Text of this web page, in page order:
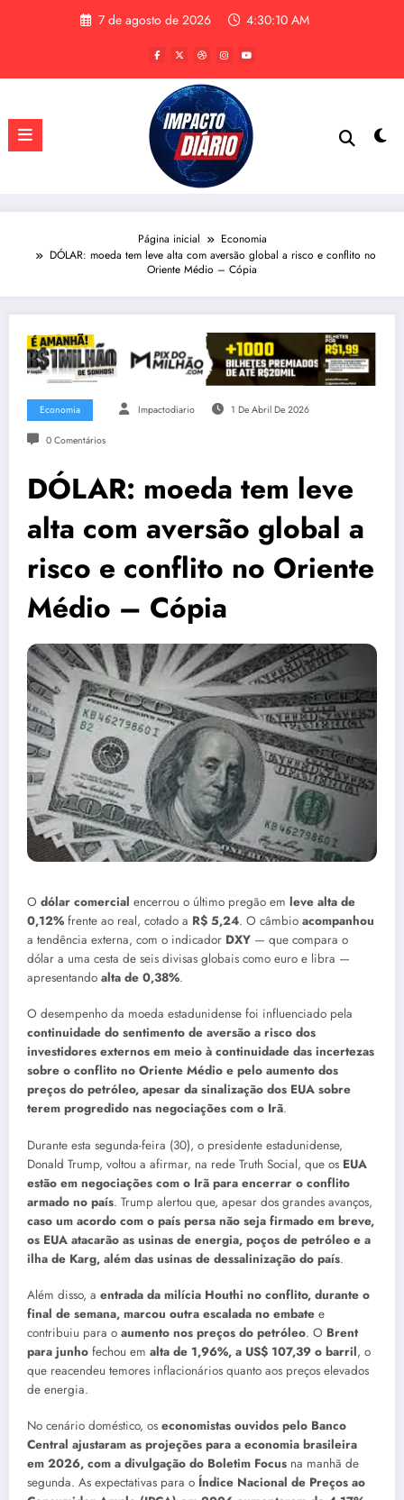
7 de agosto de 2026 4:30:11 AM
Página inicial
Economia
DÓLAR: moeda tem leve alta com aversão global a risco e conflito no
Oriente Médio – Cópia
Economia Impactodiario 1 De Abril De 2026
0 Comentários
DÓLAR: moeda tem leve
alta com aversão global a
risco e conflito no Oriente
Médio – Cópia
O dólar comercial encerrou o último pregão em leve alta de
0,12% frente ao real, cotado a R$ 5,24. O câmbio acompanhou
a tendência externa, com o indicador DXY — que compara o
dólar a uma cesta de seis divisas globais como euro e libra —
apresentando alta de 0,38%.
O desempenho da moeda estadunidense foi influenciado pela
continuidade do sentimento de aversão a risco dos
investidores externos em meio à continuidade das incertezas
sobre o conflito no Oriente Médio e pelo aumento dos
preços do petróleo, apesar da sinalização dos EUA sobre
terem progredido nas negociações com o Irã.
Durante esta segunda-feira (30), o presidente estadunidense,
Donald Trump, voltou a afirmar, na rede Truth Social, que os EUA
estão em negociações com o Irã para encerrar o conflito
armado no país. Trump alertou que, apesar dos grandes avanços,
caso um acordo com o país persa não seja firmado em breve,
os EUA atacarão as usinas de energia, poços de petróleo e a
ilha de Karg, além das usinas de dessalinização do país.
Além disso, a entrada da milícia Houthi no conflito, durante o
final de semana, marcou outra escalada no embate e
contribuiu para o aumento nos preços do petróleo. O Brent
para junho fechou em alta de 1,96%, a US$ 107,39 o barril, o
que reacendeu temores inflacionários quanto aos preços elevados
de energia.
No cenário doméstico, os economistas ouvidos pelo Banco
Central ajustaram as projeções para a economia brasileira
em 2026, com a divulgação do Boletim Focus na manhã de
segunda. As expectativas para o Índice Nacional de Preços ao